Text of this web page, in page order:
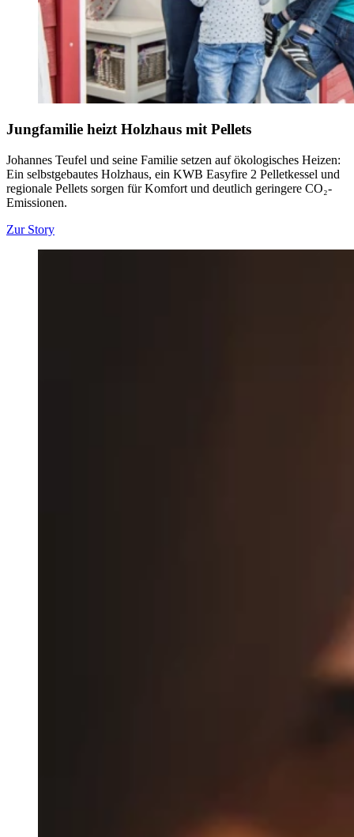
Jungfamilie heizt Holzhaus mit Pellets
Johannes Teufel und seine Familie setzen auf ökologisches Heizen:
Ein selbstgebautes Holzhaus, ein KWB Easyfire 2 Pelletkessel und
regionale Pellets sorgen für Komfort und deutlich geringere CO₂-
Emissionen.
Zur Story